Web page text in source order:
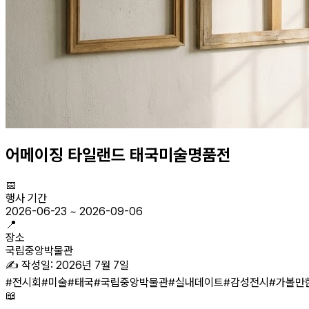
어메이징 타일랜드 태국미술명품전
📅
행사 기간
2026-06-23 ~ 2026-09-06
📍
장소
국립중앙박물관
✍️ 작성일: 2026년 7월 7일
#전시회#미술#태국#국립중앙박물관#실내데이트#감성전시 #가볼만
📖